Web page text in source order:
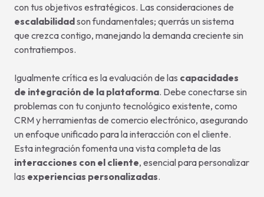
con tus objetivos estratégicos. Las consideraciones de
escalabilidadson fundamentales; querrás un sistema
que crezca contigo, manejando la demanda creciente sin
contratiempos.
Igualmente crítica es la evaluación de las capacidades
de integración de la plataforma. Debe conectarse sin
problemas con tu conjunto tecnológico existente, como
CRM y herramientas de comercio electrónico, asegurando
un enfoque unificado para la interacción con el cliente.
Esta integración fomenta una vista completa de las
interacciones con el cliente, esencial para personalizar
las experiencias personalizadas.